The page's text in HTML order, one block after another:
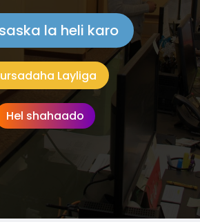
la heli karo
Layliga
Hel shahaado